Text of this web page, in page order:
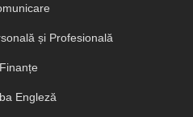
și Profesională
Finanțe
Engleză